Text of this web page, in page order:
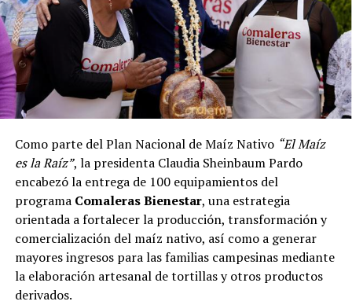
Como parte del Plan Nacional de Maíz Nativo “El Maíz
es la Raíz”, la presidenta Claudia Sheinbaum Pardo
encabezó la entrega de 100 equipamientos del
programa Comaleras Bienestar, una estrategia
orientada a fortalecer la producción, transformación y
comercialización del maíz nativo, así como a generar
mayores ingresos para las familias campesinas mediante
la elaboración artesanal de tortillas y otros productos
derivados.